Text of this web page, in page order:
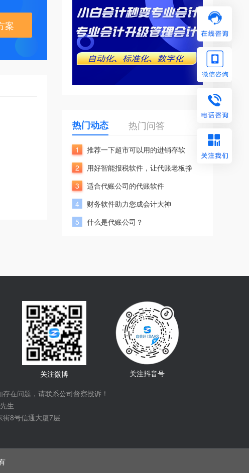
案
热门动态 热门问答
1
推荐一下超市可以用的进销存软
2
用好智能报税软件，让代账老板挣
3
适合代账公司的代账软件
4
财务软件助力您成会计大神
5
什么是代账公司？
关注微博
关注抖音号
在问题，请联系公司督察投诉！
生
街8号信通大厦7层